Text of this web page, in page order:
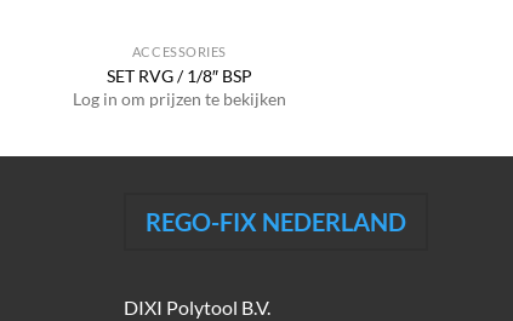
ACCESSORIES
SET RVG / 1/8″ BSP
Log in om prijzen te bekijken
REGO-FIX NEDERLAND
DIXI Polytool B.V.